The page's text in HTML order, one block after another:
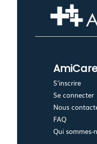
S'inscrire
Se connecter
Nous
FAQ
Qui sommes-